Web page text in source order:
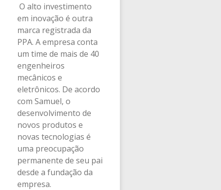
O alto investimento
em inovação é outra
marca registrada da
PPA. A empresa conta
um time de mais de 40
engenheiros
mecânicos e
eletrônicos. De acordo
com Samuel, o
desenvolvimento de
novos produtos e
novas tecnologias é
uma preocupação
permanente de seu pai
desde a fundação da
empresa.